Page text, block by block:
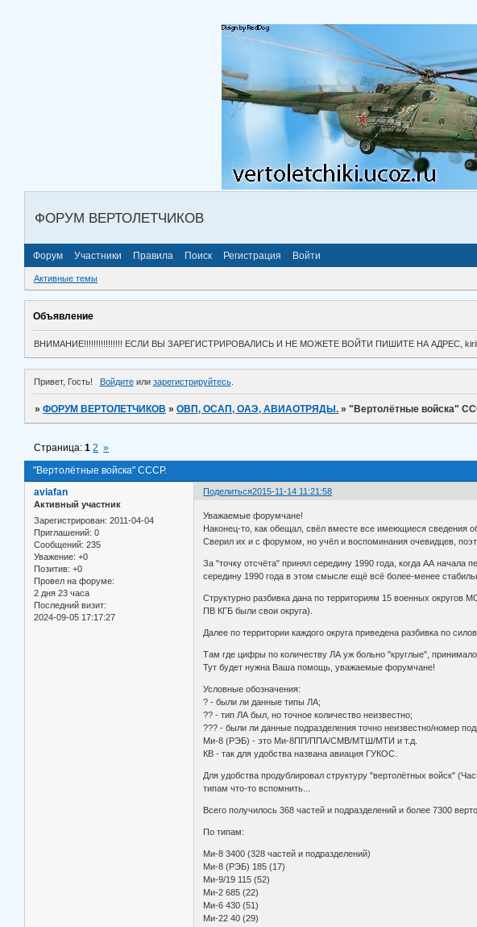
ФОРУМ ВЕРТОЛЕТЧИКОВ
Форум Участники Правила Поиск Регистрация Войти
Активные темы
Объявление
ВНИМАНИЕ!!!!!!!!!!!!!!!! ЕСЛИ ВЫ ЗАРЕГИСТРИРОВАЛИСЬ И НЕ МОЖЕТЕ ВОЙТИ ПИШИТЕ НА АДРЕС,
Привет, Гость! Войдитеили зарегистрируйтесь.
»ФОРУМ ВЕРТОЛЕТЧИКОВ »ОВП, ОСАП, ОАЭ, АВИАОТРЯДЫ. »"Вертолётные войска"
"Вертолётные войска" СССР.
Страница:1 2 »
Поделиться2015-11-14 11:21:58
aviafan
Активный участник
Зарегистрирован: 2011-04-04
Приглашений: 0
Сообщений: 235
Уважение: +0
Позитив: +0
Провел на форуме:
2 дня 23 часа
Последний визит:
2024-09-05 17:17:27
Уважаемые форумчане!
Наконец-то, как обещал, свёл вместе все имеющиеся сведения
Сверил их и с форумом, но учёл и воспоминания очевидцев,
За "точку отсчёта" принял середину 1990 года, когда АА начала
середину 1990 года в этом смысле ещё всё более-менее
Структурно разбивка дана по территориям 15 военных округов
ПВ КГБ были свои округа).
Далее по территории каждого округа приведена разбивка по
Там где цифры по количеству ЛА уж больно "круглые",
Тут будет нужна Ваша помощь, уважаемые форумчане!
Условные обозначения:
? - были ли данные типы ЛА;
?? - тип ЛА был, но точное количество неизвестно;
??? - были ли данные подразделения точно неизвестно/номер
Ми-8 (РЭБ) - это Ми-8ПП/ППА/СМВ/МТШ/МТИ и т.д.
КВ - так для удобства названа авиация ГУКОС.
Для удобства продублировал структуру "вертолётных войск"
типам что-то вспомнить...
Всего получилось 368 частей и подразделений и более 7300
По типам:
Ми-8 3400 (328 частей и подразделений)
Ми-8 (РЭБ) 185 (17)
Ми-9/19 115 (52)
Ми-2 685 (22)
Ми-6 430 (51)
Ми-22 40 (29)